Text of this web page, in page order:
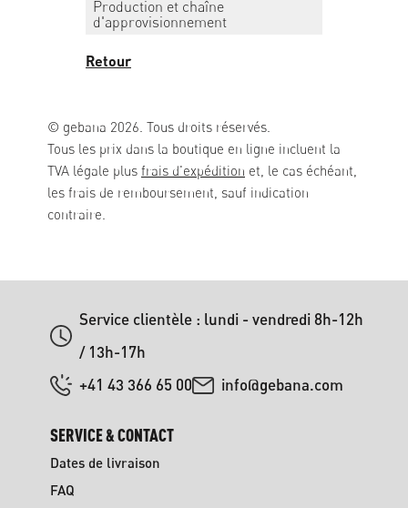
Production et chaîne
d'approvisionnement
Retour
© gebana 2026. Tous droits réservés.
Tous les prix dans la boutique en ligne incluent la
TVA légale plus frais d'expédition et, le cas échéant,
les frais de remboursement, sauf indication
contraire.
Service clientèle : lundi - vendredi 8h-12h
/ 13h-17h
+41 43 366 65 00
info@gebana.com
SERVICE & CONTACT
Dates de livraison
FAQ